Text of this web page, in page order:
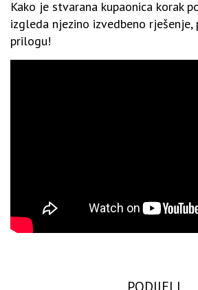
Kako je stvarana kupaonica korak
izgleda njezino izvedbeno
prilogu!